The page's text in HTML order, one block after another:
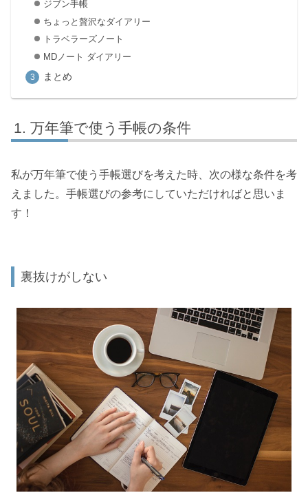
ジブン手帳
ちょっと贅沢なダイアリー
トラベラーズノート
MDノート ダイアリー
まとめ
万年筆で使う手帳の条件
私が万年筆で使う手帳選びを考えた時、次の様な条件を考
えました。手帳選びの参考にしていただければと思いま
す！
裏抜けがしない